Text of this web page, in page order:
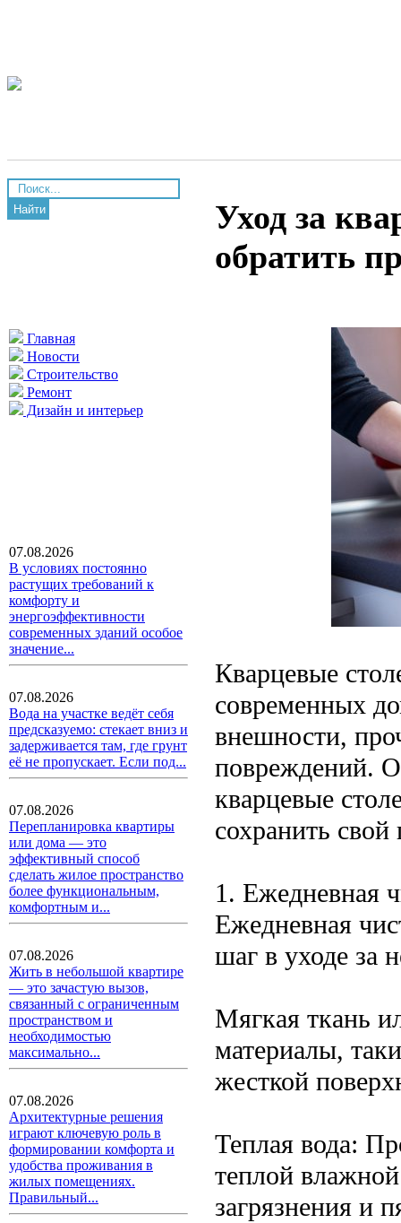
Найти
Главная
Новости
Строительство
Ремонт
Дизайн и интерьер
07.08.2026
В условиях постоянно
растущих требований к
комфорту и
энергоэффективности
современных зданий особое
значение...
07.08.2026
Вода на участке ведёт себя
предсказуемо: стекает вниз и
задерживается там, где грунт
её не пропускает. Если под...
07.08.2026
Перепланировка квартиры
или дома — это
эффективный способ
сделать жилое пространство
более функциональным,
комфортным и...
07.08.2026
Жить в небольшой квартире
— это зачастую вызов,
связанный с ограниченным
пространством и
необходимостью
максимально...
07.08.2026
Архитектурные решения
играют ключевую роль в
формировании комфорта и
удобства проживания в
жилых помещениях.
Правильный...
Уход за
обратить
Кварцевые
современных
внешности,
повреждений.
кварцевые
сохранить
1. Ежедневная
Ежедневная
шаг в уходе за
Мягкая ткань
материалы,
жесткой
Теплая вода:
теплой
загрязнения и